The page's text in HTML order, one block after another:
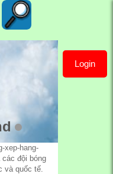
Login
xep-hang-
và quốc tế.